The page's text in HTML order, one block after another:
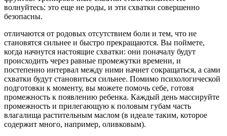
волнуйтесь: это еще не роды, и эти схватки совершенно
безопасны.
отличаются от родовых отсутствием боли и тем, что не
становятся сильнее и быстро прекращаются. Вы поймете,
когда начнутся настоящие схватки: они поначалу будут
происходить через равные промежутки времени, и
постепенно интервал между ними начнет сокращаться, а сами
схватки будут становиться сильнее. Помимо психологической
подготовки к моменту, вы можете помочь себе, готовя
промежность к появлению ребенка. Каждый день массируйте
промежность и прилегающую к половым губам часть
влагалища растительным маслом (в идеале таким, которое
содержит много, например, оливковым).